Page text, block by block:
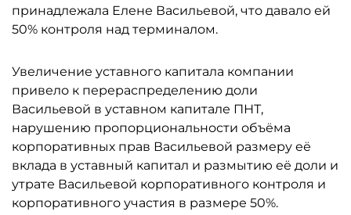
принадлежала Елене Васильевой, что давало ей
50% контроля над терминалом.
Увеличение уставного капитала компании
привело к перераспределению доли
Васильевой в уставном капитале ПНТ,
нарушению пропорциональности объёма
корпоративных прав Васильевой размеру её
вклада в уставный капитал и размытию её доли и
утрате Васильевой корпоративного контроля и
корпоративного участия в размере 50%.